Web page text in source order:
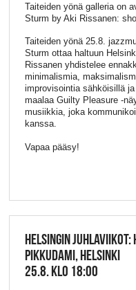
Taiteiden yönä galleria on
Sturm by Aki Rissanen:
Taiteiden yönä 25.8.
Sturm ottaa haltuun
Rissanen yhdistelee
minimalismia,
improvisointia sähköisillä
maalaa Guilty Pleasure -
musiikkia, joka
kanssa.
Vapaa pääsy!
HELSINGIN
PIKKUDAMI, HELSINKI
25.8. KLO 18:00